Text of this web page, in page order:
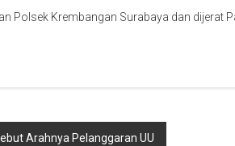
Polsek Krembangan Surabaya dan dijerat
Arahnya Pelanggaran UU